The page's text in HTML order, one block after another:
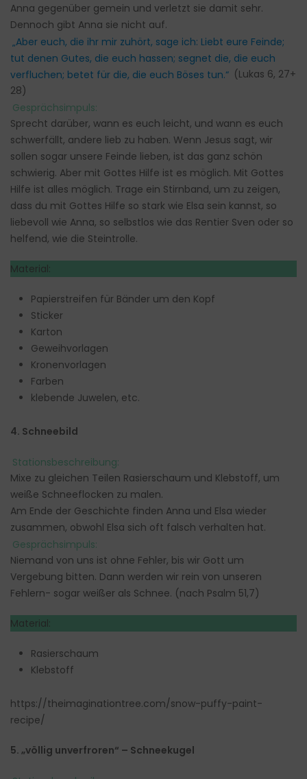
Anna gegenüber gemein und verletzt sie damit sehr.
Dennoch gibt Anna sie nicht auf.
„Aber euch, die ihr mir zuhört, sage ich: Liebt eure Feinde;
tut denen Gutes, die euch hassen; segnet die, die euch
verfluchen; betet für die, die euch Böses tun.“ (Lukas 6, 27+
28)
Gesprächsimpuls:
Sprecht darüber, wann es euch leicht, und wann es euch
schwerfällt, andere lieb zu haben. Wenn Jesus sagt, wir
sollen sogar unsere Feinde lieben, ist das ganz schön
schwierig. Aber mit Gottes Hilfe ist es möglich. Mit Gottes
Hilfe ist alles möglich. Trage ein Stirnband, um zu zeigen,
dass du mit Gottes Hilfe so stark wie Elsa sein kannst, so
liebevoll wie Anna, so selbstlos wie das Rentier Sven oder so
helfend, wie die Steintrolle.
Material:
Papierstreifen für Bänder um den Kopf
Sticker
Karton
Geweihvorlagen
Kronenvorlagen
Farben
klebende Juwelen, etc.
4. Schneebild
Stationsbeschreibung:
Mixe zu gleichen Teilen Rasierschaum und Klebstoff, um
weiße Schneeflocken zu malen.
Am Ende der Geschichte finden Anna und Elsa wieder
zusammen, obwohl Elsa sich oft falsch verhalten hat.
Gesprächsimpuls:
Niemand von uns ist ohne Fehler, bis wir Gott um
Vergebung bitten. Dann werden wir rein von unseren
Fehlern- sogar weißer als Schnee. (nach Psalm 51,7)
Material:
Rasierschaum
Klebstoff
https://theimaginationtree.com/snow-puffy-paint-
recipe/
5. „völlig unverfroren“ – Schneekugel